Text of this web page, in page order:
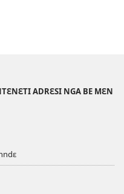
ADRƐSI NGA BE MƐN